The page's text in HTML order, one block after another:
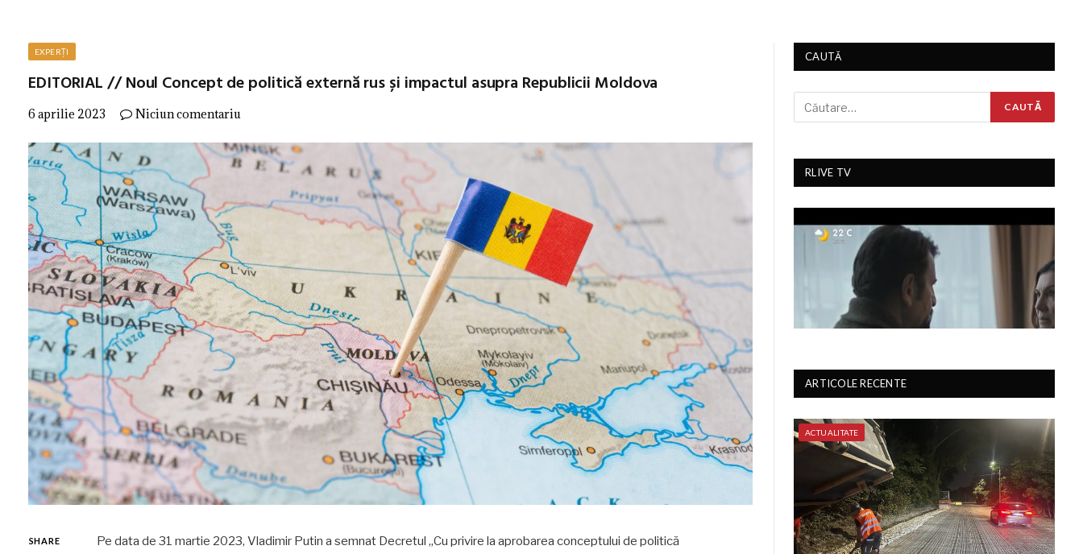
EXPERȚI
EDITORIAL // Noul Concept de politică externă rus și impactul asupra Republicii Moldova
6 aprilie 2023 Niciun comentariu
SHARE
Pe data de 31 martie 2023, Vladimir Putin a semnat Decretul „Cu privire la aprobarea conceptului de politică
CAUTĂ
RLIVE TV
ARTICOLE RECENTE
ACTUALITATE